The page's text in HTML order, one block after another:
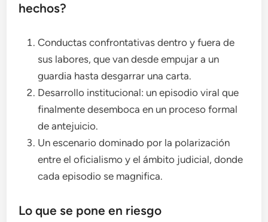
hechos?
Conductas confrontativas dentro y fuera de
sus labores, que van desde empujar a un
guardia hasta desgarrar una carta.
Desarrollo institucional: un episodio viral que
finalmente desemboca en un proceso formal
de antejuicio.
Un escenario dominado por la polarización
entre el oficialismo y el ámbito judicial, donde
cada episodio se magnifica.
Lo que se pone en riesgo